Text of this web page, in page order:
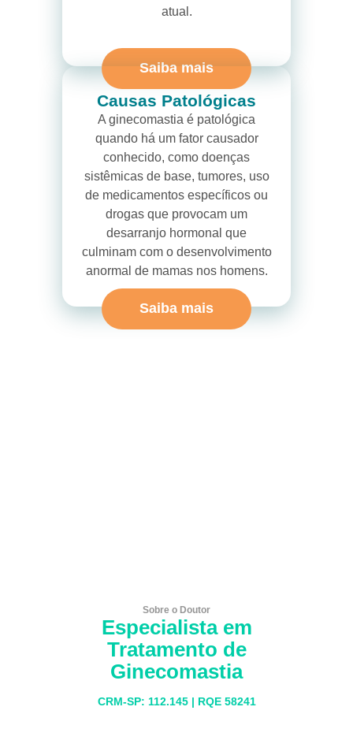
atual.
Saiba mais
Causas Patológicas
A ginecomastia é patológica
quando há um fator causador
conhecido, como doenças
sistêmicas de base, tumores, uso
de medicamentos específicos ou
drogas que provocam um
desarranjo hormonal que
culminam com o desenvolvimento
anormal de mamas nos homens.
Saiba mais
Sobre o Doutor
Especialista em
Tratamento de
Ginecomastia
CRM-SP: 112.145 | RQE 58241